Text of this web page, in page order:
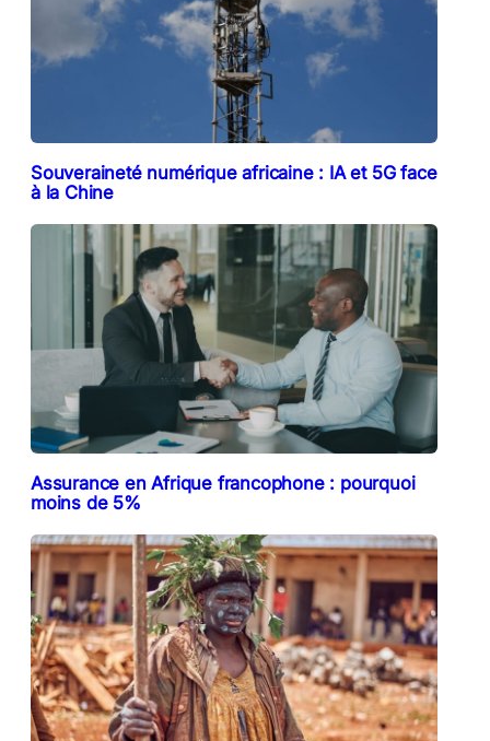
Souveraineté numérique africaine : IA et 5G face
à la Chine
Assurance en Afrique francophone : pourquoi
moins de 5%